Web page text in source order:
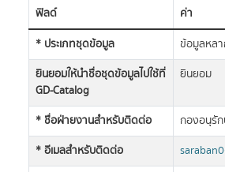
ฟิลด์
ค่า
* ประเภทชุดข้อมูล
ข้อมูลหลา
ยินยอมให้นำชื่อชุดข้อมูลไปใช้ที่
GD-Catalog
ยินยอม
* ชื่อฝ่ายงานสำหรับติดต่อ
กองอนุรั
* อีเมลสำหรับติดต่อ